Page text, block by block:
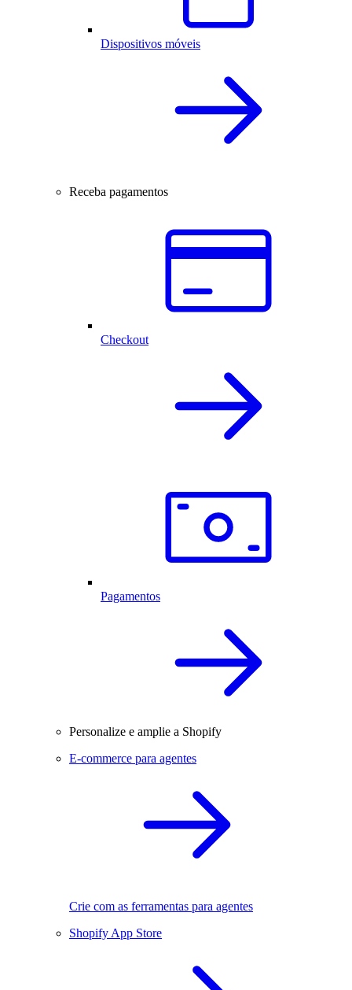
Dispositivos móveis
Receba pagamentos
Checkout
Pagamentos
Personalize e amplie a Shopify
E-commerce para agentes
Crie com as ferramentas para agentes
Shopify App Store